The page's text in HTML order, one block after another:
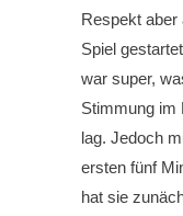
Respekt aber
Spiel
war super,
Stimmung im
lag. Jedoch
ersten fünf
hat sie